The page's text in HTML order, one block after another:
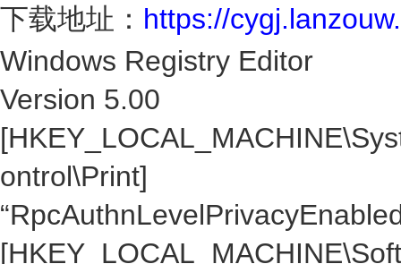
下载地址： https://
Windows Registry Editor
Version 5.00
ontrol\Print]